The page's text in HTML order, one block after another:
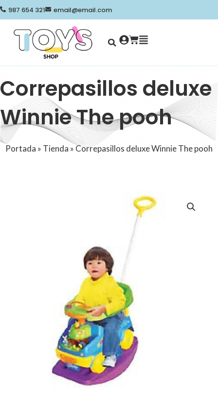
Ir
al
contenido
987 654 321 email@email.com
Search
Cart
Correpasillos deluxe
Winnie The pooh
Portada » Tienda » Correpasillos deluxe Winnie The pooh